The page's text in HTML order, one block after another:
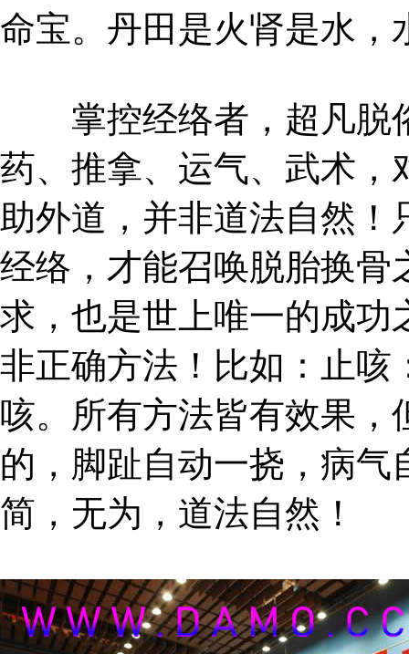
命宝。丹田是火肾是水，
掌控经络者，超凡脱
药、推拿、运气、武术，
助外道，并非道法自然！
经络，才能召唤脱胎换骨
求，也是世上唯一的成功
非正确方法！比如：止咳
咳。所有方法皆有效果，
的，脚趾自动一挠，病
简，无为，道法自然！